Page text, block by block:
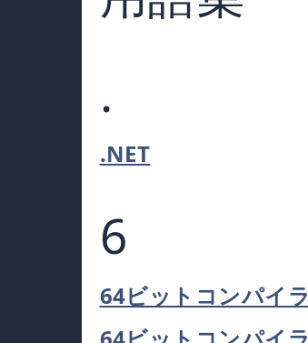
.
.NET
6
64ビットコンパイラ